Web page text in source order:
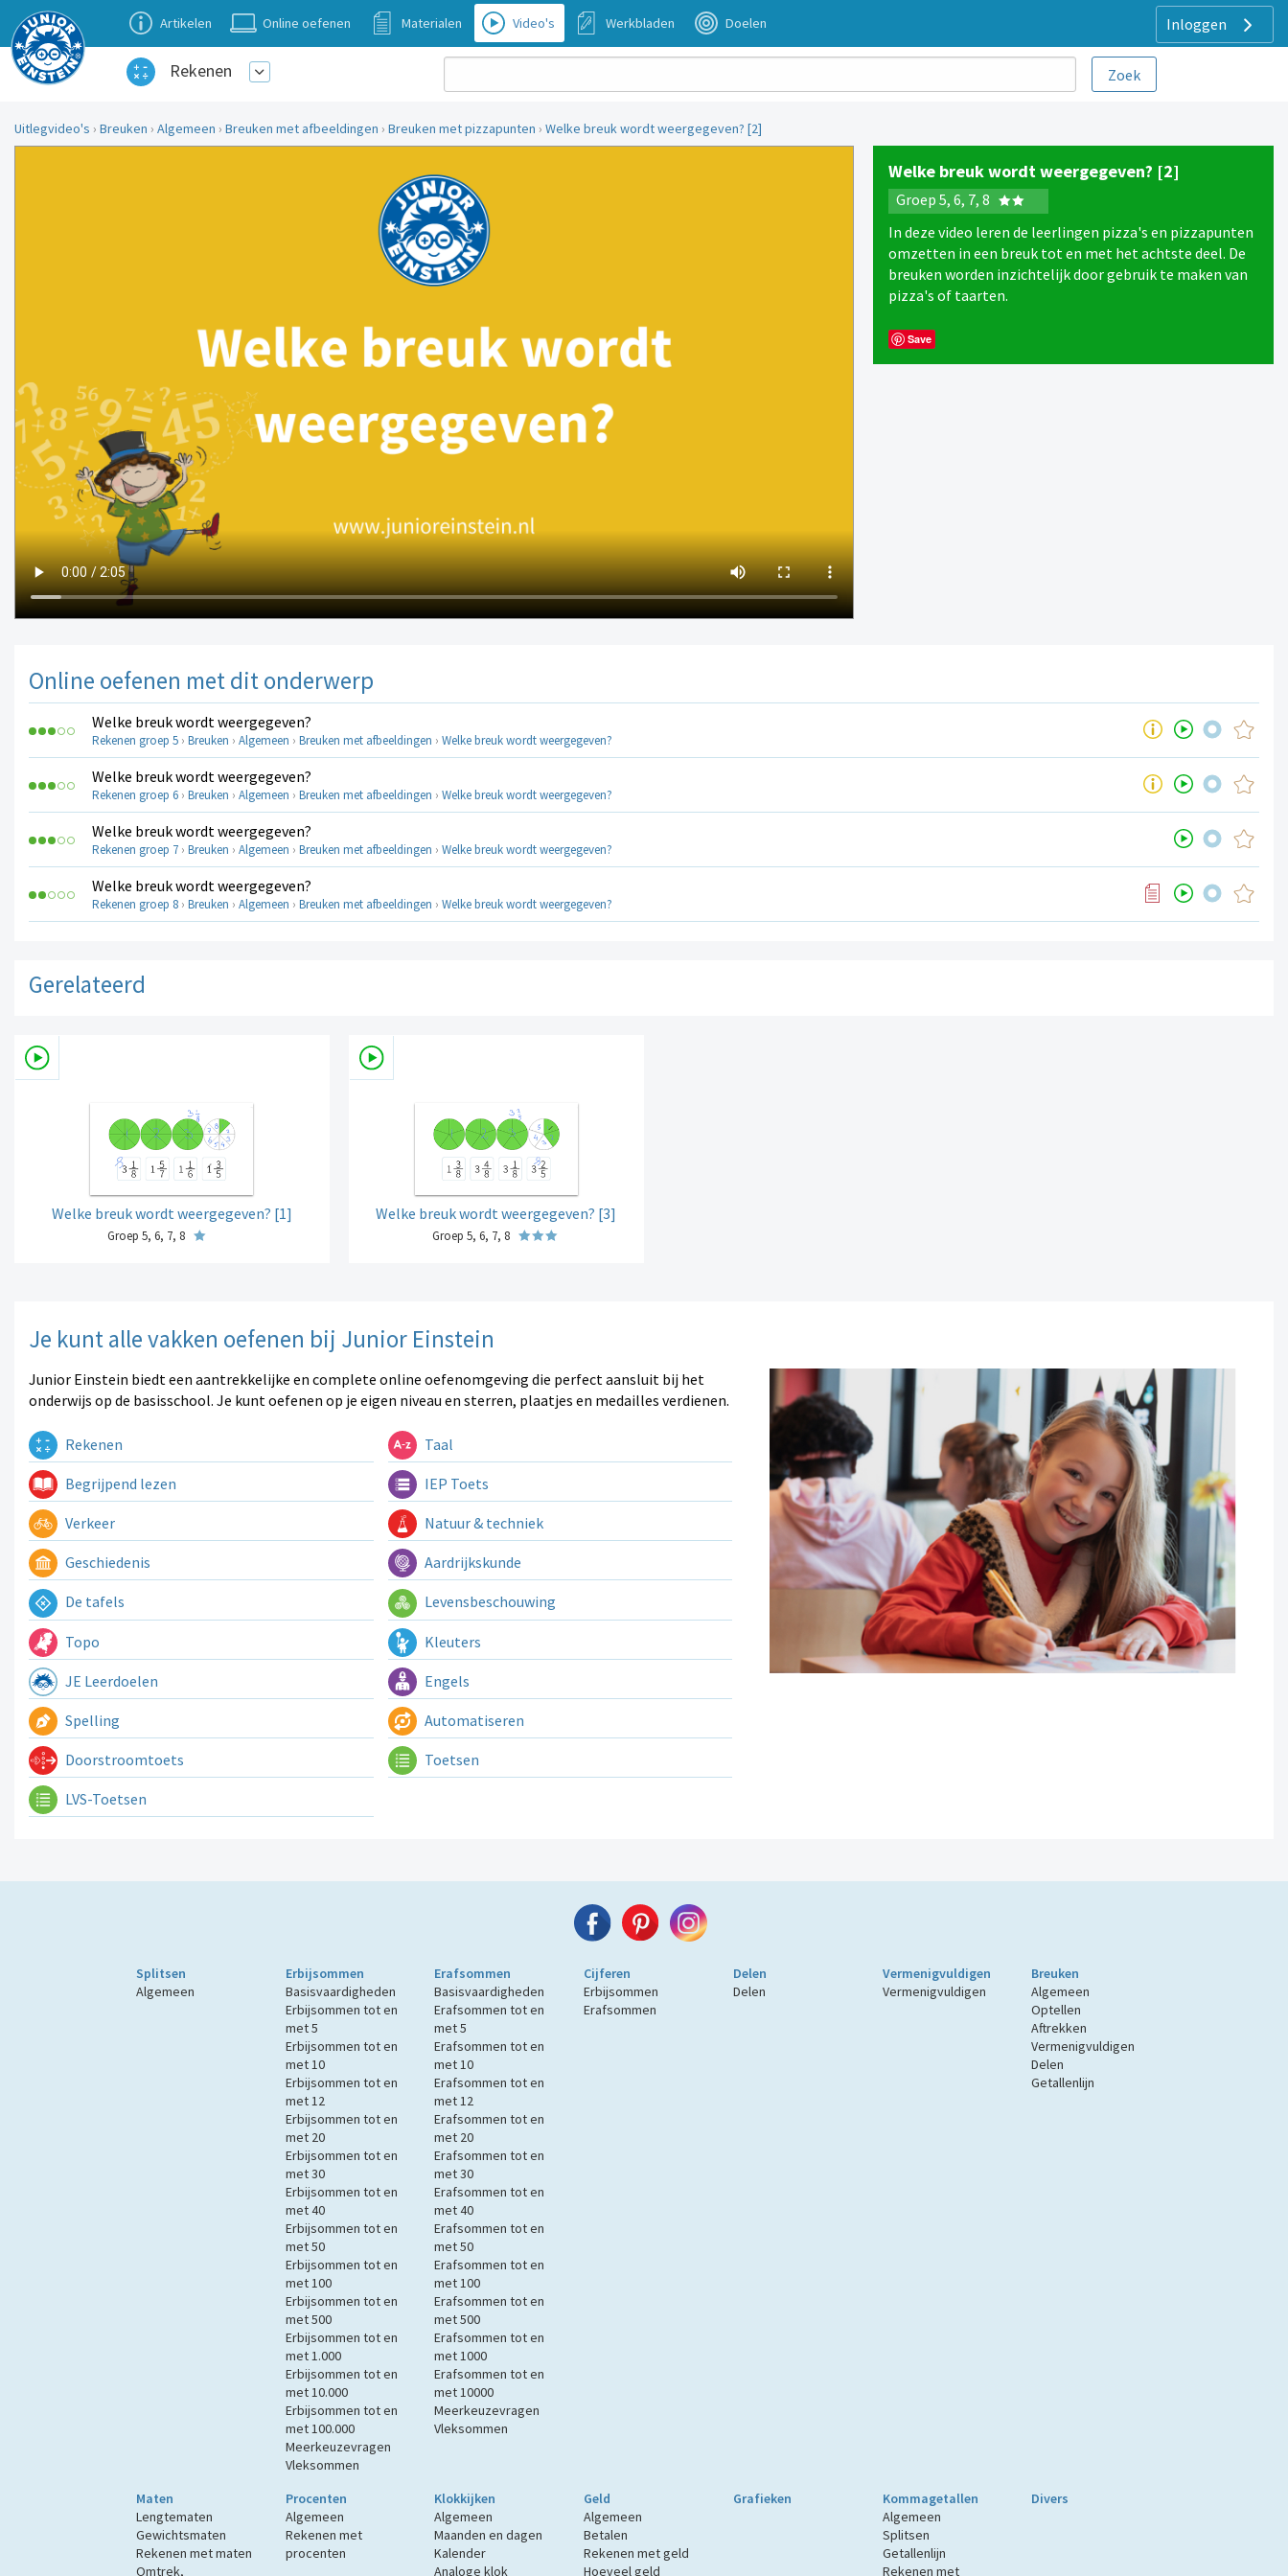
Inloggen
Artikelen Online oefenen Materialen Video's Werkbladen Doelen
Rekenen
Uitlegvideo's › Breuken › Algemeen › Breuken met afbeeldingen › Breuken met pizzapunten › Welke breuk wordt weergegeven? [2]
Welke breuk wordt weergegeven? [2]
Groep 5, 6, 7, 8
In deze video leren de leerlingen pizza's en pizzapunten
omzetten in een breuk tot en met het achtste deel. De
breuken worden inzichtelijk door gebruik te maken van
pizza's of taarten.
Save
Online oefenen met dit onderwerp
Welke breuk wordt weergegeven?
Rekenen groep 5 › Breuken › Algemeen › Breuken met afbeeldingen › Welke breuk wordt weergegeven?
Welke breuk wordt weergegeven?
Rekenen groep 6 › Breuken › Algemeen › Breuken met afbeeldingen › Welke breuk wordt weergegeven?
Welke breuk wordt weergegeven?
Rekenen groep 7 › Breuken › Algemeen › Breuken met afbeeldingen › Welke breuk wordt weergegeven?
Welke breuk wordt weergegeven?
Rekenen groep 8 › Breuken › Algemeen › Breuken met afbeeldingen › Welke breuk wordt weergegeven?
Gerelateerd
Welke breuk wordt weergegeven? [1]
Groep 5, 6, 7, 8
Welke breuk wordt weergegeven? [3]
Groep 5, 6, 7, 8
Je kunt alle vakken oefenen bij Junior Einstein
Junior Einstein biedt een aantrekkelijke en complete online oefenomgeving die perfect aansluit bij het
onderwijs op de basisschool. Je kunt oefenen op je eigen niveau en sterren, plaatjes en medailles verdienen.
Rekenen Taal
Begrijpend lezen IEP Toets
Verkeer Natuur & techniek
Geschiedenis Aardrijkskunde
De tafels Levensbeschouwing
Topo Kleuters
JE Leerdoelen Engels
Spelling Automatiseren
Doorstroomtoets Toetsen
LVS-Toetsen
Splitsen
Algemeen
Erbijsommen
Basisvaardigheden
Erbijsommen tot en
met 5
Erbijsommen tot en
met 10
Erbijsommen tot en
met 12
Erbijsommen tot en
met 20
Erbijsommen tot en
met 30
Erbijsommen tot en
met 40
Erbijsommen tot en
met 50
Erbijsommen tot en
met 100
Erbijsommen tot en
met 500
Erbijsommen tot en
met 1.000
Erbijsommen tot en
met 10.000
Erbijsommen tot en
met 100.000
Meerkeuzevragen
Vleksommen
Erafsommen
Basisvaardigheden
Erafsommen tot en
met 5
Erafsommen tot en
met 10
Erafsommen tot en
met 12
Erafsommen tot en
met 20
Erafsommen tot en
met 30
Erafsommen tot en
met 40
Erafsommen tot en
met 50
Erafsommen tot en
met 100
Erafsommen tot en
met 500
Erafsommen tot en
met 1000
Erafsommen tot en
met 10000
Meerkeuzevragen
Vleksommen
Cijferen
Erbijsommen
Erafsommen
Delen
Delen
Vermenigvuldigen
Vermenigvuldigen
Breuken
Algemeen
Optellen
Aftrekken
Vermenigvuldigen
Delen
Getallenlijn
Maten
Lengtematen
Gewichtsmaten
Rekenen met maten
Omtrek,
Procenten
Algemeen
Rekenen met
procenten
Klokkijken
Algemeen
Maanden en dagen
Kalender
Analoge klok
Geld
Algemeen
Betalen
Rekenen met geld
Hoeveel geld
Grafieken
Kommagetallen
Algemeen
Splitsen
Getallenlijn
Rekenen met
Divers